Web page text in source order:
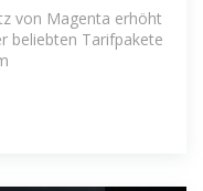
von Magenta erhöht
beliebten Tarifpakete